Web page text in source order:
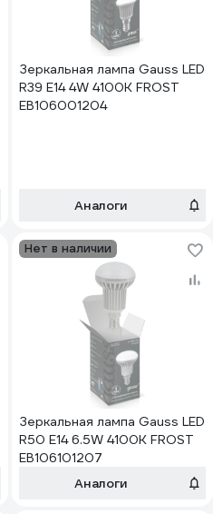
Зеркальная лампа Gauss LED
R39 E14 4W 4100K FROST
EB106001204
Аналоги
Нет в наличии
Зеркальная лампа Gauss LED
R50 E14 6.5W 4100K FROST
EB106101207
Аналоги